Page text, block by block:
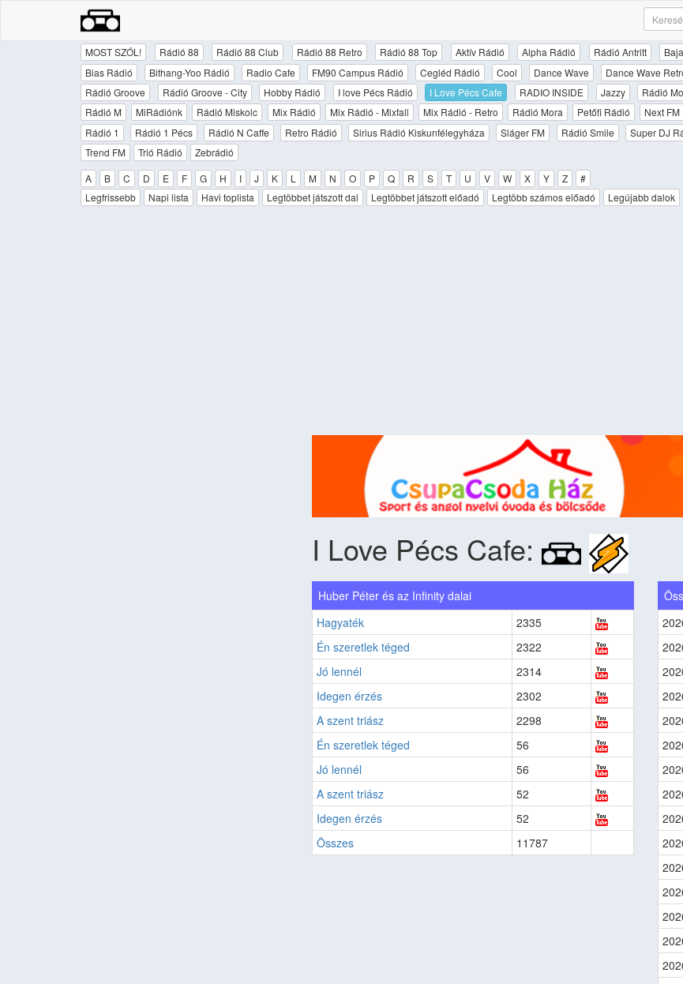
MOST SZÓL! Rádió 88 Rádió 88 Club Rádió 88 Retro Rádió 88 Top Aktív Rádió Alpha Rádió Rádió Antritt
Bias Rádió
Bithang-Yoo Rádió Radio Cafe FM90 Campus Rádió Cegléd Rádió Cool Dance Wave Dance Wave
Rádió Groove
Rádió Groove - City Hobby Rádió I love Pécs Rádió I Love Pécs Cafe RADIO INSIDE Jazzy Rádió
Rádió M
MiRádiónk Rádió Miskolc Mix Rádió Mix Rádió - Mixfall Mix Rádió - Retro Rádió Mora Petőfi Rádió Next FM
Rádió 1
Rádió 1 Pécs Rádió N Caffe Retro Rádió Sirius Rádió Kiskunfélegyháza Sláger FM Rádió Smile Super DJ
Trend FM
Trió Rádió
Zebrádió
A
B C D E F G H I J K L M N O P Q R S T U V W X Y Z
#
Legfrissebb
Napi lista Havi toplista Legtöbbet játszott dal Legtöbbet játszott előadó Legtöbb számos előadó Legújabb dalok
I Love Pécs Cafe:
Huber Péter és az Infinity dalai
Hagyaték
2335
Én szeretlek téged
2322
Jó lennél
2314
Idegen érzés
2302
A szent triász
2298
Én szeretlek téged
56
Jó lennél
56
A szent triász
52
Idegen érzés
52
Összes
11787